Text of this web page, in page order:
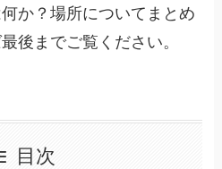
か？場所についてまとめ
後までご覧ください。
目次